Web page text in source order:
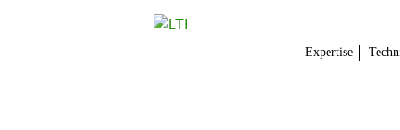
Expertise